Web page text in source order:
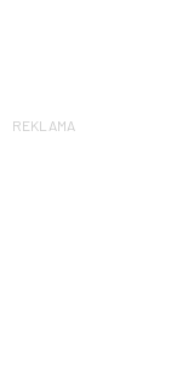
REKLAMA